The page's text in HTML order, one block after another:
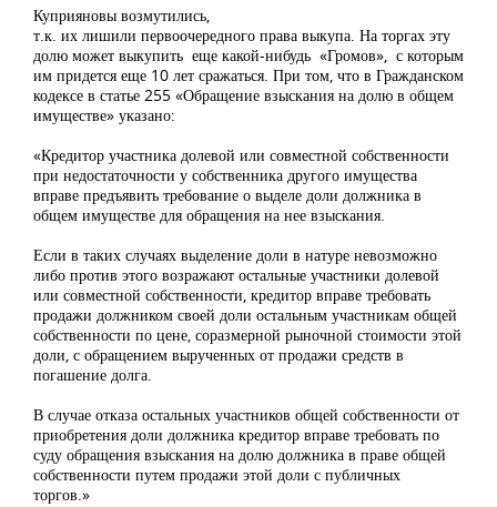
Куприяновы возмутились,
т.к. их лишили первоочередного права выкупа. На торгах эту
долю может выкупить еще какой-нибудь «Громов», с которым
им придется еще 10 лет сражаться. При том, что в Гражданском
кодексе в статье 255 «Обращение взыскания на долю в общем
имуществе» указано:
«Кредитор участника долевой или совместной собственности
при недостаточности у собственника другого имущества
вправе предъявить требование о выделе доли должника в
общем имуществе для обращения на нее взыскания.
Если в таких случаях выделение доли в натуре невозможно
либо против этого возражают остальные участники долевой
или совместной собственности, кредитор вправе требовать
продажи должником своей доли остальным участникам общей
собственности по цене, соразмерной рыночной стоимости этой
доли, с обращением вырученных от продажи средств в
погашение долга.
В случае отказа остальных участников общей собственности от
приобретения доли должника кредитор вправе требовать по
суду обращения взыскания на долю должника в праве общей
собственности путем продажи этой доли с публичных
торгов.»